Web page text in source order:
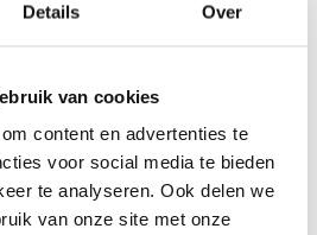
Details Over
van cookies
content en advertenties te
voor social media te bieden
te analyseren. Ook delen we
van onze site met onze
van kant en klare hagen
tussen te plaatsen,
blijven staan. Je hebt keuze
palenen groen gecoate